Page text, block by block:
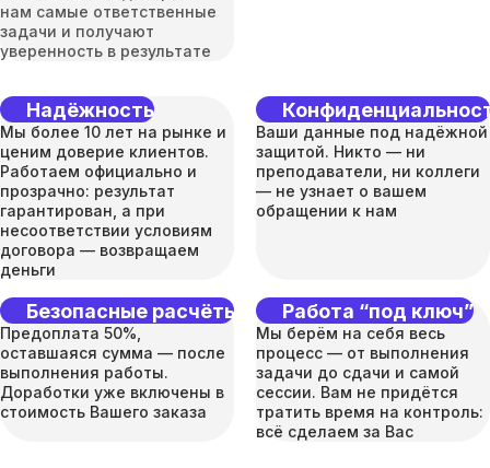
нам самые ответственные
задачи и получают
уверенность в результате
Надёжность
Мы более 10 лет на рынке и
ценим доверие клиентов.
Работаем официально и
прозрачно: результат
гарантирован, а при
несоответствии условиям
договора — возвращаем
деньги
Ваши данные под надёжной
защитой. Никто — ни
преподаватели, ни коллеги
— не узнает о вашем
обращении к нам
Безопасные расчёты
Предоплата 50%,
оставшаяся сумма — после
выполнения работы.
Доработки уже включены в
стоимость Вашего заказа
Работа “под ключ”
Мы берём на себя весь
процесс — от выполнения
задачи до сдачи и самой
сессии. Вам не придётся
тратить время на контроль:
всё сделаем за Вас